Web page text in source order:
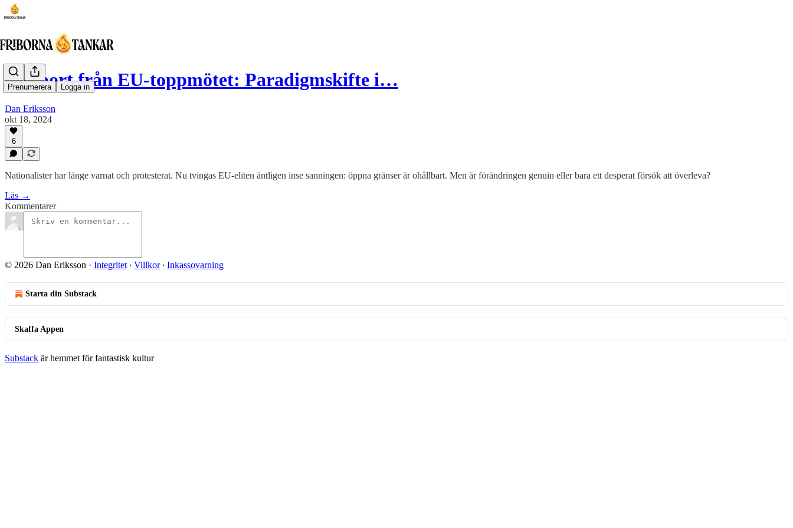
Prenumerera Logga in
Rapport från EU-toppmötet: Paradigmskifte i…
Dan Eriksson
okt 18, 2024
6
Nationalister har länge varnat och protesterat. Nu tvingas EU-eliten äntligen inse sanningen: öppna gränser är ohållbart. Men är förändringen genuin eller bara ett desperat försök att överleva?
Läs →
Kommentarer
© 2026 Dan Eriksson · Integritet ∙ Villkor∙ Inkassovarning
Starta din Substack
Skaffa Appen
Substack är hemmet för fantastisk kultur